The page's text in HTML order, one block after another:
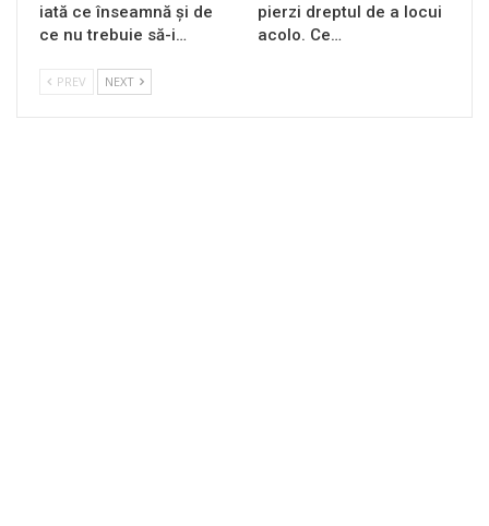
iată ce înseamnă și de
ce nu trebuie să-i…
pierzi dreptul de a locui
acolo. Ce…
PREV NEXT